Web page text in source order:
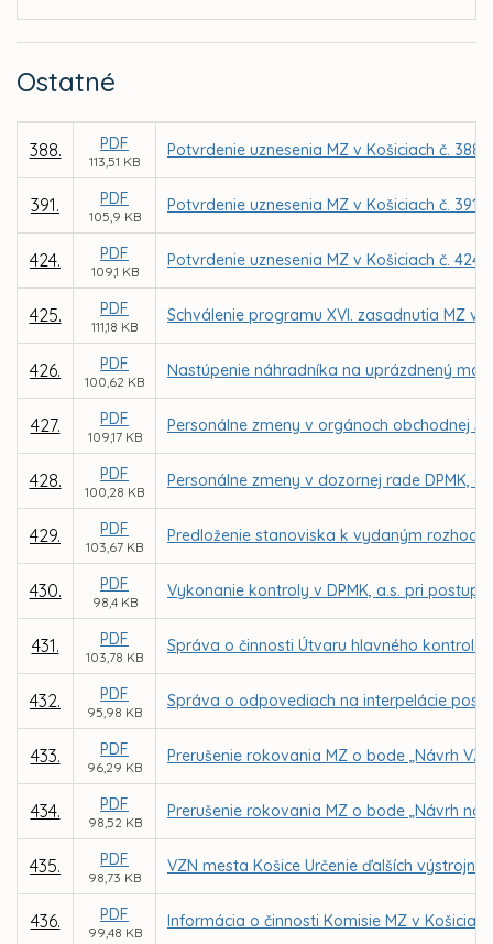
Ostatné
388. PDF
113,51 KB
Potvrdenie uznesenia MZ v Košiciach č.
391. PDF
105,9 KB
Potvrdenie uznesenia MZ v Košiciach č.
424. PDF
109,1 KB
Potvrdenie uznesenia MZ v Košiciach č.
425. PDF
111,18 KB
Schválenie programu XVI. zasadnutia MZ v
426. PDF
100,62 KB
Nastúpenie náhradníka na uprázdnený
427. PDF
109,17 KB
Personálne zmeny v orgánoch obchodnej
428. PDF
100,28 KB
Personálne zmeny v dozornej rade DPMK,
429. PDF
103,67 KB
Predloženie stanoviska k vydaným
430. PDF
98,4 KB
Vykonanie kontroly v DPMK, a.s. pri
431. PDF
103,78 KB
Správa o činnosti Útvaru hlavného
432. PDF
95,98 KB
Správa o odpovediach na interpelácie
433. PDF
96,29 KB
Prerušenie rokovania MZ o bode „Návrh
434. PDF
98,52 KB
Prerušenie rokovania MZ o bode „Návrh
435. PDF
98,73 KB
VZN mesta Košice Určenie ďalších
436. PDF
99,48 KB
Informácia o činnosti Komisie MZ v